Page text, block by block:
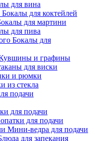
для вина
Бокалы для коктейлей
для мартини
для пива
Бокалы для
и графины
для виски
и рюмки
из стекла
подачи
для подачи
для подачи
Мини-ведра для подачи
для запекания